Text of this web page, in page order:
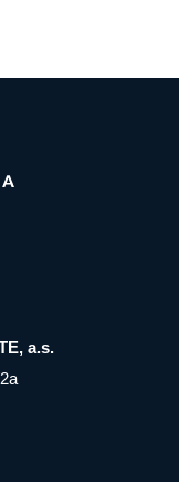
a.s.